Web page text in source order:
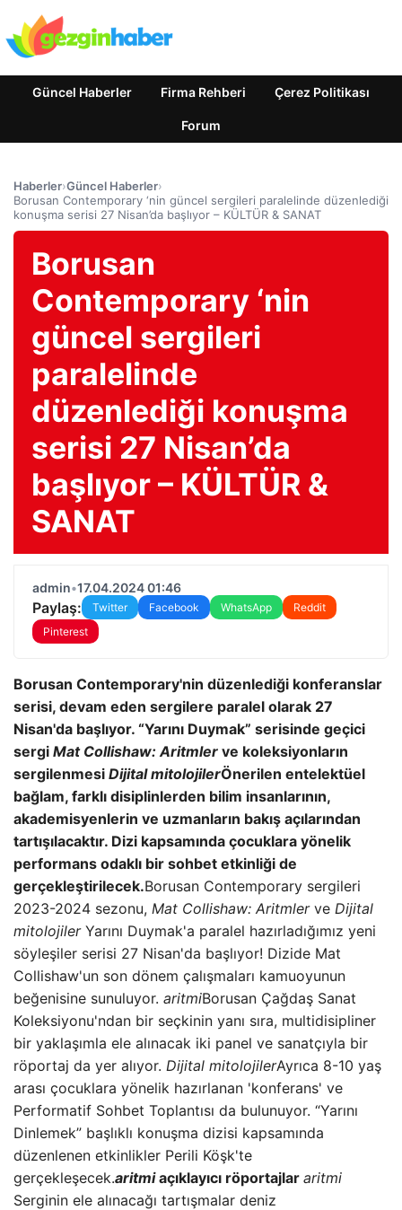
Güncel Haberler Firma Rehberi Çerez Politikası
Forum
Haberler›Güncel Haberler›
Borusan Contemporary ‘nin güncel sergileri paralelinde düzenlediği
konuşma serisi 27 Nisan’da başlıyor – KÜLTÜR & SANAT
Borusan
Contemporary ‘nin
güncel sergileri
paralelinde
düzenlediği konuşma
serisi 27 Nisan’da
başlıyor – KÜLTÜR &
SANAT
admin•17.04.2024 01:46
Paylaş: Twitter Facebook WhatsApp
Reddit
Pinterest
Borusan Contemporary'nin düzenlediği konferanslar
serisi, devam eden sergilere paralel olarak 27
Nisan'da başlıyor. “Yarını Duymak” serisinde geçici
sergi Mat Collishaw: Aritmler ve koleksiyonların
sergilenmesi Dijital mitolojilerÖnerilen entelektüel
bağlam, farklı disiplinlerden bilim insanlarının,
akademisyenlerin ve uzmanların bakış açılarından
tartışılacaktır. Dizi kapsamında çocuklara yönelik
performans odaklı bir sohbet etkinliği de
gerçekleştirilecek.Borusan Contemporary sergileri
2023-2024 sezonu, Mat Collishaw: Aritmlerve Dijital
mitolojilerYarını Duymak'a paralel hazırladığımız yeni
söyleşiler serisi 27 Nisan'da başlıyor! Dizide Mat
Collishaw'un son dönem çalışmaları kamuoyunun
beğenisine sunuluyor. aritmiBorusan Çağdaş Sanat
Koleksiyonu'ndan bir seçkinin yanı sıra, multidisipliner
bir yaklaşımla ele alınacak iki panel ve sanatçıyla bir
röportaj da yer alıyor. Dijital mitolojilerAyrıca 8-10 yaş
arası çocuklara yönelik hazırlanan 'konferans' ve
Performatif Sohbet Toplantısı da bulunuyor. “Yarını
Dinlemek” başlıklı konuşma dizisi kapsamında
düzenlenen etkinlikler Perili Köşk'te
gerçekleşecek.aritmiaçıklayıcı röportajlar aritmi
Serginin ele alınacağı tartışmalar deniz